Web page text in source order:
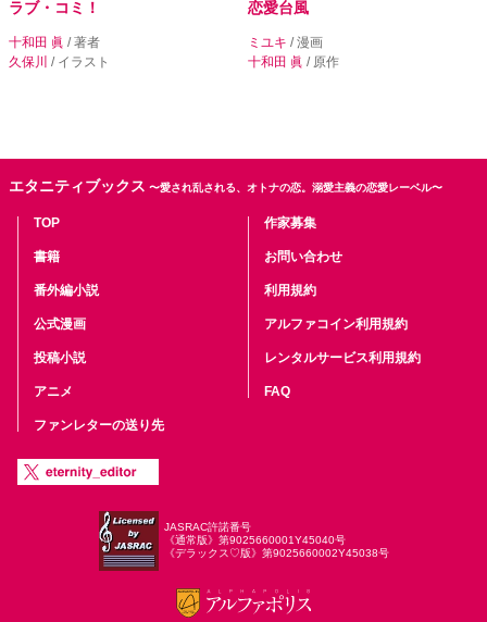
ラブ・コミ！
十和田 眞 / 著者
久保川 / イラスト
恋愛台風
ミユキ / 漫画
十和田 眞 / 原作
エタニティブックス 〜愛され乱される、オトナの恋。溺愛主義の恋愛レーベル〜
TOP
書籍
番外編小説
公式漫画
投稿小説
アニメ
ファンレターの送り先
作家募集
お問い合わせ
利用規約
アルファコイン利用規約
レンタルサービス利用規約
FAQ
JASRAC許諾番号
《通常版》第9025660001Y45040号
《デラックス♡版》第9025660002Y45038号